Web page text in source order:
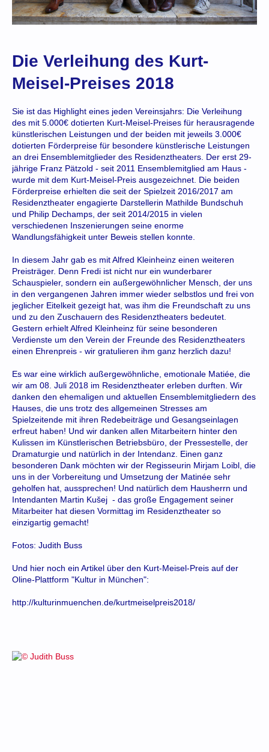
Die Verleihung des Kurt-
Meisel-Preises 2018
Sie ist das Highlight eines jeden Vereinsjahrs: Die Verleihung
des mit 5.000€ dotierten Kurt-Meisel-Preises für herausragende
künstlerischen Leistungen und der beiden mit jeweils 3.000€
dotierten Förderpreise für besondere künstlerische Leistungen
an drei Ensemblemitglieder des Residenztheaters. Der erst 29-
jährige Franz Pätzold - seit 2011 Ensemblemitglied am Haus -
wurde mit dem Kurt-Meisel-Preis ausgezeichnet. Die beiden
Förderpreise erhielten die seit der Spielzeit 2016/2017 am
Residenztheater engagierte Darstellerin Mathilde Bundschuh
und Philip Dechamps, der seit 2014/2015 in vielen
verschiedenen Inszenierungen seine enorme
Wandlungsfähigkeit unter Beweis stellen konnte.
In diesem Jahr gab es mit Alfred Kleinheinz einen weiteren
Preisträger. Denn Fredi ist nicht nur ein wunderbarer
Schauspieler, sondern ein außergewöhnlicher Mensch, der uns
in den vergangenen Jahren immer wieder selbstlos und frei von
jeglicher Eitelkeit gezeigt hat, was ihm die Freundschaft zu uns
und zu den Zuschauern des Residenztheaters bedeutet.
Gestern erhielt Alfred Kleinheinz für seine besonderen
Verdienste um den Verein der Freunde des Residenztheaters
einen Ehrenpreis - wir gratulieren ihm ganz herzlich dazu!
Es war eine wirklich außergewöhnliche, emotionale Matiée, die
wir am 08. Juli 2018 im Residenztheater erleben durften. Wir
danken den ehemaligen und aktuellen Ensemblemitgliedern des
Hauses, die uns trotz des allgemeinen Stresses am
Spielzeitende mit ihren Redebeiträge und Gesangseinlagen
erfreut haben! Und wir danken allen Mitarbeitern hinter den
Kulissen im Künstlerischen Betriebsbüro, der Pressestelle, der
Dramaturgie und natürlich in der Intendanz. Einen ganz
besonderen Dank möchten wir der Regisseurin Mirjam Loibl, die
uns in der Vorbereitung und Umsetzung der Matinée sehr
geholfen hat, aussprechen! Und natürlich dem Hausherrn und
Intendanten Martin Kušej - das große Engagement seiner
Mitarbeiter hat diesen Vormittag im Residenztheater so
einzigartig gemacht!
Fotos: Judith Buss
Und hier noch ein Artikel über den Kurt-Meisel-Preis auf der
Oline-Plattform "Kultur in München":
http://kulturinmuenchen.de/kurtmeiselpreis2018/